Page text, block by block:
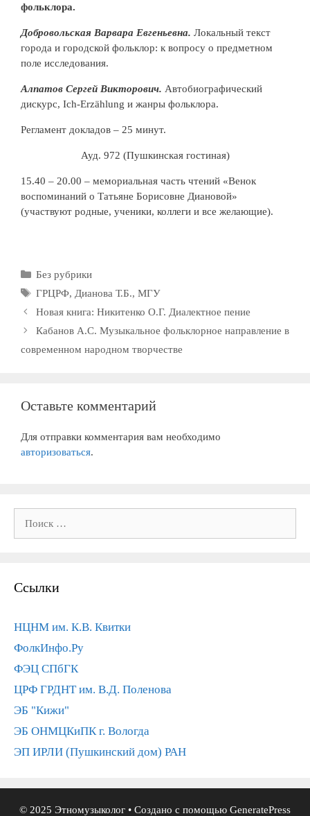
фольклора.
Добровольская Варвара Евгеньевна. Локальный текст
города и городской фольклор: к вопросу о предметном
поле исследования.
Алпатов Сергей Викторович. Автобиографический
дискурс, Ich-Erzählung и жанры фольклора.
Регламент докладов – 25 минут.
Ауд. 972 (Пушкинская гостиная)
15.40 – 20.00 – мемориальная часть чтений «Венок
воспоминаний о Татьяне Борисовне Диановой»
(участвуют родные, ученики, коллеги и все желающие).
Рубрики
Без рубрики
Метки
ГРЦРФ, Дианова Т.Б., МГУ
Новая книга: Никитенко О.Г. Диалектное пение
Кабанов А.С. Музыкальное фольклорное направление в
современном народном творчестве
Оставьте комментарий
Для отправки комментария вам необходимо
авторизоваться.
Ссылки
НЦНМ им. К.В. Квитки
ФолкИнфо.Ру
ФЭЦ СПбГК
ЦРФ ГРДНТ им. В.Д. Поленова
ЭБ "Кижи"
ЭБ ОНМЦКиПК г. Вологда
ЭП ИРЛИ (Пушкинский дом) РАН
© 2025 Этномузыколог • Создано с помощью GeneratePress